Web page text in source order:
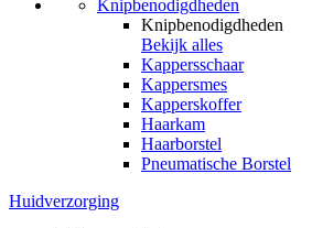
Knipbenodigdheden
Knipbenodigdheden
Bekijk alles
Kappersschaar
Kappersmes
Kapperskoffer
Haarkam
Haarborstel
Pneumatische Borstel
Huidverzorging